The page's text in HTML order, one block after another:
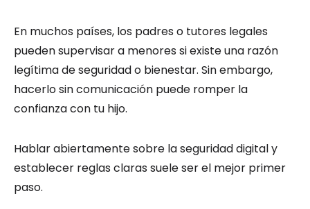
En muchos países, los padres o tutores legales
pueden supervisar a menores si existe una razón
legítima de seguridad o bienestar. Sin embargo,
hacerlo sin comunicación puede romper la
confianza con tu hijo.
Hablar abiertamente sobre la seguridad digital y
establecer reglas claras suele ser el mejor primer
paso.